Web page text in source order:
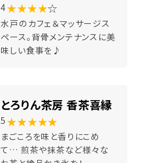
4★★★★☆
水戸のカフェ＆マッサージス
ペース。背骨メンテナンスに美
味しい食事を♪
とろりん茶房 香茶喜縁
5 ★★★★★
まごころを味と香りにこめ
て… 煎茶や抹茶など様々な